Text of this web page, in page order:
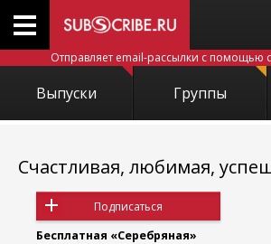
Отправляет email-рассылки с помощью
Выпуски Группы
Счастливая, любимая,
Подписаться
Бесплатная «Серебряная»